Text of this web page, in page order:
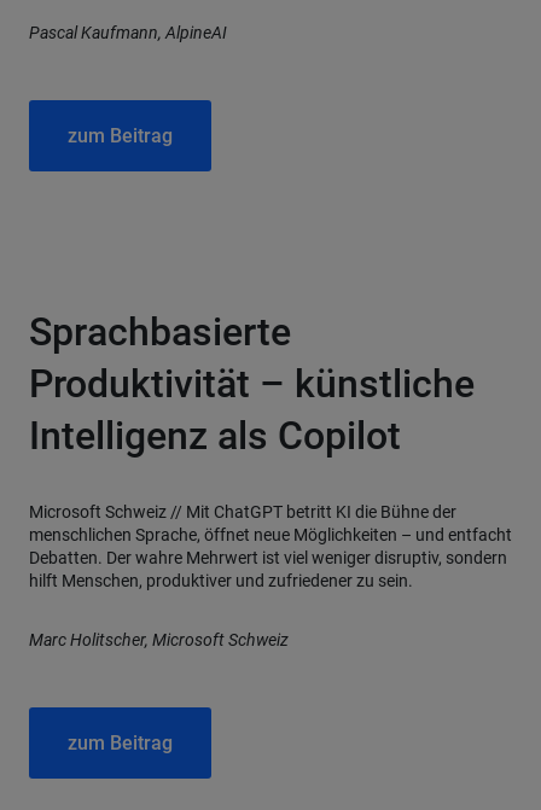
Pascal Kaufmann, AlpineAI
zum Beitrag
Sprachbasierte
Produktivität – künstliche
Intelligenz als Copilot
Microsoft Schweiz // Mit ChatGPT betritt KI die Bühne der
menschlichen Sprache, öffnet neue Möglichkeiten – und entfacht
Debatten. Der wahre Mehrwert ist viel weniger disruptiv, sondern
hilft Menschen, produktiver und zufriedener zu sein.
Marc Holitscher, Microsoft Schweiz
zum Beitrag